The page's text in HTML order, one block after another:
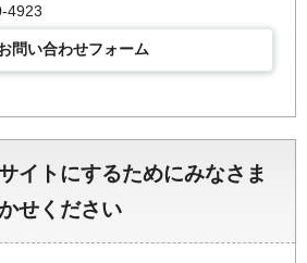
4923
問い合わせフォーム
イトにするためにみなさま
せください